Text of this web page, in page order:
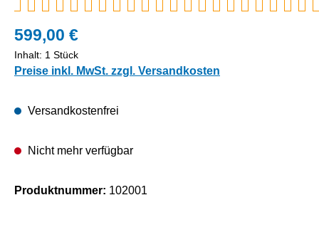
599,00 €
Inhalt: 1 Stück
Preise inkl. MwSt. zzgl. Versandkosten
Versandkostenfrei
Nicht mehr verfügbar
Produktnummer: 102001